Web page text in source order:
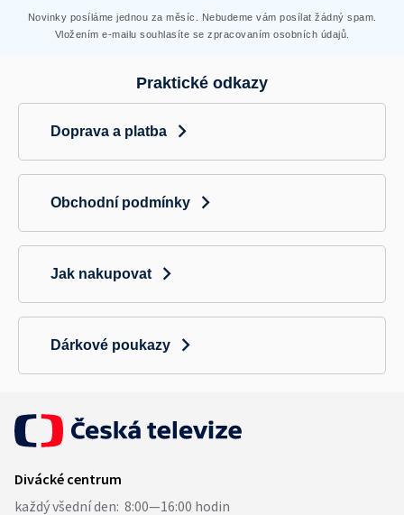
Novinky posíláme jednou za měsíc. Nebudeme vám posílat žádný spam.
Vložením e-mailu souhlasíte se zpracovaním osobních údajů.
Praktické odkazy
Doprava a platba
Obchodní podmínky
Jak nakupovat
Dárkové poukazy